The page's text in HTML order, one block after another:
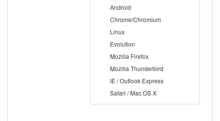
Android
Chrome/Chromium
Linux
Evolution
Mozilla Firefox
Mozilla Thunderbird
IE / Outlook Express
Safari / Mac OS X